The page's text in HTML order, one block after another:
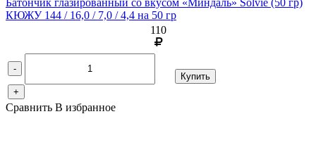
КЮЖУ 144 / 16,0 / 7,0 / 4,4 на 50 гр
110
-
+
Купить
Сравнить В избранное